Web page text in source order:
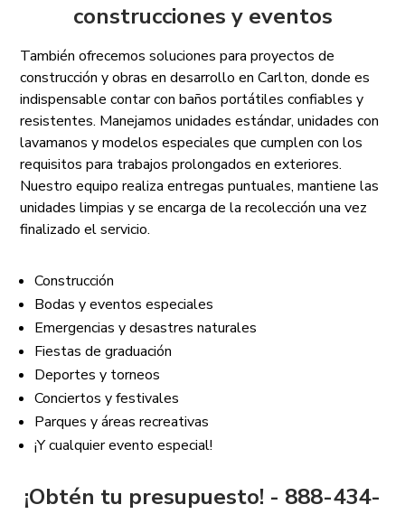
construcciones y eventos
También ofrecemos soluciones para proyectos de
construcción y obras en desarrollo en Carlton, donde es
indispensable contar con baños portátiles confiables y
resistentes. Manejamos unidades estándar, unidades con
lavamanos y modelos especiales que cumplen con los
requisitos para trabajos prolongados en exteriores.
Nuestro equipo realiza entregas puntuales, mantiene las
unidades limpias y se encarga de la recolección una vez
finalizado el servicio.
Construcción
Bodas y eventos especiales
Emergencias y desastres naturales
Fiestas de graduación
Deportes y torneos
Conciertos y festivales
Parques y áreas recreativas
¡Y cualquier evento especial!
¡Obtén tu presupuesto! - 888-434-